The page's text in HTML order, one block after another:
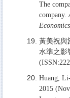
The
company.
Economics
黃美祝與
水準之影
Huang,
2015